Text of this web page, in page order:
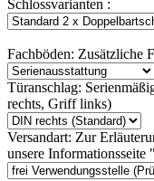
Schlossvarianten :
Fachböden: Zusätzliche
Türanschlag:
rechts, Griff links)
Versandart: Zur
unsere Informationsseite